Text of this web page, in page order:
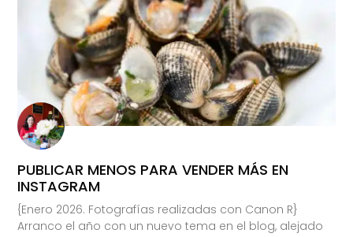
PUBLICAR MENOS PARA VENDER MÁS EN
INSTAGRAM
{Enero 2026. Fotografías realizadas con Canon R}
Arranco el año con un nuevo tema en el blog, alejado